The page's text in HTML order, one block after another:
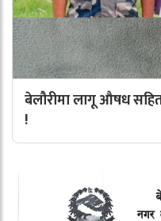
बेलौरीमा लागू औषध
!